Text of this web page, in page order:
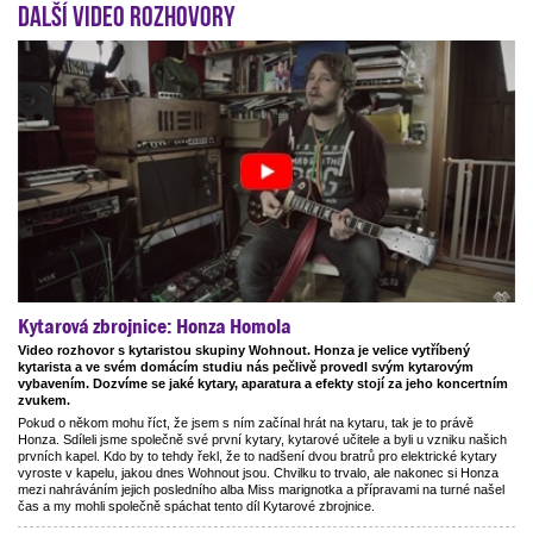
Další video rozhovory
Kytarová zbrojnice: Honza Homola
Video rozhovor s kytaristou skupiny Wohnout. Honza je velice vytříbený
kytarista a ve svém domácím studiu nás pečlivě provedl svým kytarovým
vybavením. Dozvíme se jaké kytary, aparatura a efekty stojí za jeho koncertním
zvukem.
Pokud o někom mohu říct, že jsem s ním začínal hrát na kytaru, tak je to právě
Honza. Sdíleli jsme společně své první kytary, kytarové učitele a byli u vzniku našich
prvních kapel. Kdo by to tehdy řekl, že to nadšení dvou bratrů pro elektrické kytary
vyroste v kapelu, jakou dnes Wohnout jsou. Chvilku to trvalo, ale nakonec si Honza
mezi nahráváním jejich posledního alba Miss marignotka a přípravami na turné našel
čas a my mohli společně spáchat tento díl Kytarové zbrojnice.